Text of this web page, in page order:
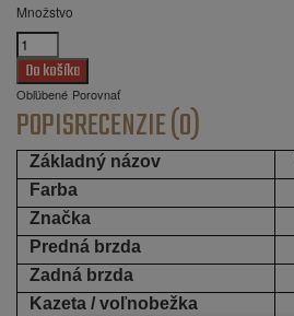
Množstvo
Obľúbené Porovnať
POPISRECENZIE (0)
Základný názov
Farba
Značka
Predná brzda
Zadná brzda
Kazeta / voľnobežka